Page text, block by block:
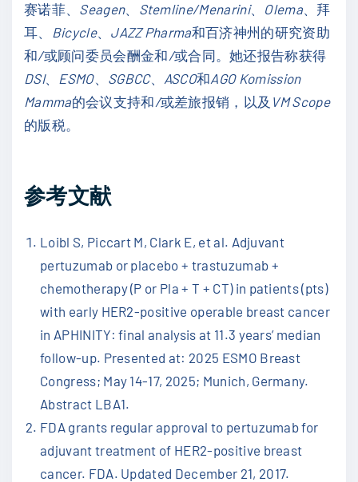
赛诺菲、 Seagen、 Stemline/Menarini、 Olema、拜
耳、
Bicycle、 JAZZ Pharma和百济神州的研究资助
和/或顾问委员会酬金和/或合同。她还报告称获得
DSI、 ESMO、 SGBCC、 ASCO和AGO Komission
Mamma的会议支持和/或差旅报销，以及 VM Scope
的版税。
参考文献
Loibl S, Piccart M, Clark E, et al. Adjuvant
pertuzumab or placebo + trastuzumab +
chemotherapy (P or Pla + T + CT) in patients (pts)
with early HER2-positive operable breast cancer
in APHINITY: final analysis at 11.3 years’ median
follow-up. Presented at: 2025 ESMO Breast
Congress; May 14-17, 2025; Munich, Germany.
Abstract LBA1.
FDA grants regular approval to pertuzumab for
adjuvant treatment of HER2-positive breast
cancer. FDA. Updated December 21, 2017.